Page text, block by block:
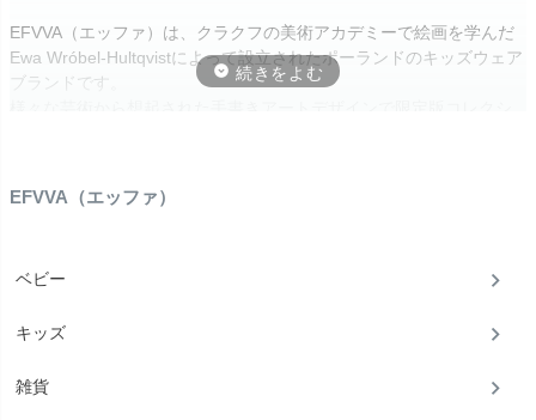
EFVVA（エッファ）は、クラクフの美術アカデミーで絵画を学んだ
Ewa Wróbel-Hultqvistによって設立されたポーランドのキッズウェア
ブランドです。
EFVVA（エッファ）
ベビー
キッズ
雑貨